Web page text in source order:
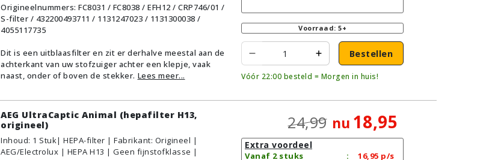
Origineelnummers: FC8031 / FC8038 / EFH12 / CRP746/01 /
S-filter / 432200493711 / 1131247023 / 1131300038 /
4055117735
Dit is een uitblaasfilter en zit er derhalve meestal aan de
achterkant van uw stofzuiger achter een klepje, vaak
naast, onder of boven de stekker. Lees meer...
Voorraad: 5+
Bestellen
Vóór 22:00 besteld = Morgen in huis!
AEG UltraCaptic Animal (hepafilter H13,
origineel)
Inhoud: 1 Stuk| HEPA-filter | Fabrikant: Origineel |
AEG/Electrolux | HEPA H13 | Geen fijnstofklasse |
24,99 nu 18,95
Extra voordeel
Vanaf 2 stuks : 16,95 p/s